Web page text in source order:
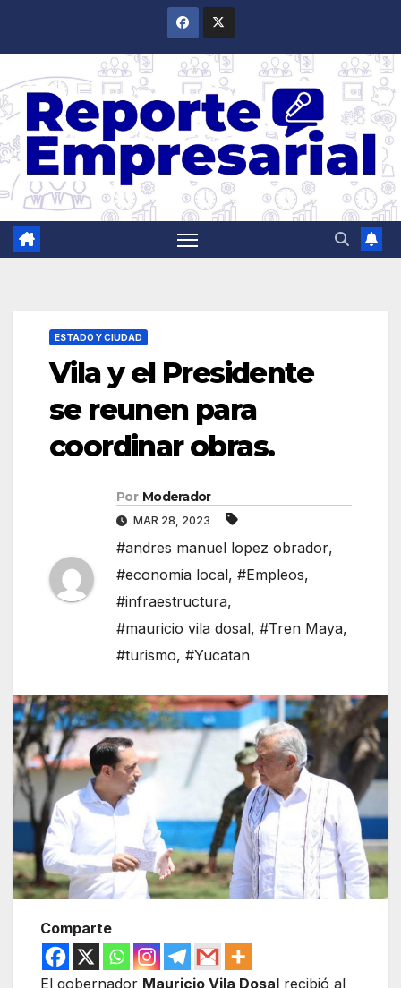
ESTADO Y CIUDAD
Vila y el Presidente
se reunen para
coordinar obras.
Por Moderador
MAR 28, 2023
#andres manuel lopez obrador,
#economia local, #Empleos,
#infraestructura,
#mauricio vila dosal, #Tren Maya,
#turismo, #Yucatan
Comparte
El gobernador Mauricio Vila Dosal recibió al